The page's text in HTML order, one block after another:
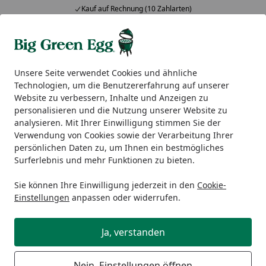
Unsere Seite verwendet Cookies und ähnliche
Technologien, um die Benutzererfahrung auf unserer
Website zu verbessern, Inhalte und Anzeigen zu
personalisieren und die Nutzung unserer Website zu
analysieren. Mit Ihrer Einwilligung stimmen Sie der
Verwendung von Cookies sowie der Verarbeitung Ihrer
persönlichen Daten zu, um Ihnen ein bestmögliches
Surferlebnis und mehr Funktionen zu bieten.
Sie können Ihre Einwilligung jederzeit in den Cookie-
Einstellungen anpassen oder widerrufen.
Ja, verstanden
Kauf auf Rechnung (10 Zahlarten)
Alle Produkte
Mein Konto
Suchen
Startseite
Big Green Egg Zubehör Grillplatten Big Green Egg
Big Green Egg Gusseisengrillplatte
Ø 26 cm für SMALL | MINIMAX